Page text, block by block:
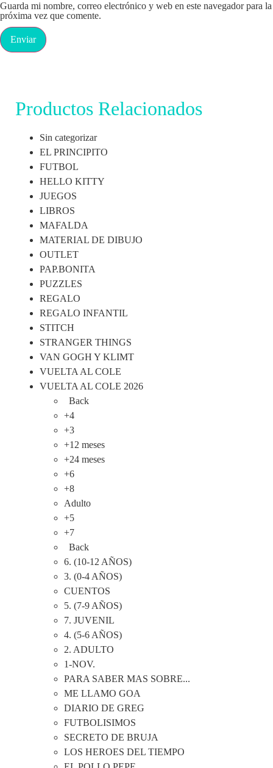
Guarda mi nombre, correo electrónico y web en este navegador para la
próxima vez que comente.
Productos Relacionados
Sin categorizar
EL PRINCIPITO
FUTBOL
HELLO KITTY
JUEGOS
LIBROS
MAFALDA
MATERIAL DE DIBUJO
OUTLET
PAP.BONITA
PUZZLES
REGALO
REGALO INFANTIL
STITCH
STRANGER THINGS
VAN GOGH Y KLIMT
VUELTA AL COLE
VUELTA AL COLE 2026
Back
+4
+3
+12 meses
+24 meses
+6
+8
Adulto
+5
+7
Back
6. (10-12 AÑOS)
3. (0-4 AÑOS)
CUENTOS
5. (7-9 AÑOS)
7. JUVENIL
4. (5-6 AÑOS)
2. ADULTO
1-NOV.
PARA SABER MAS SOBRE...
ME LLAMO GOA
DIARIO DE GREG
FUTBOLISIMOS
SECRETO DE BRUJA
LOS HEROES DEL TIEMPO